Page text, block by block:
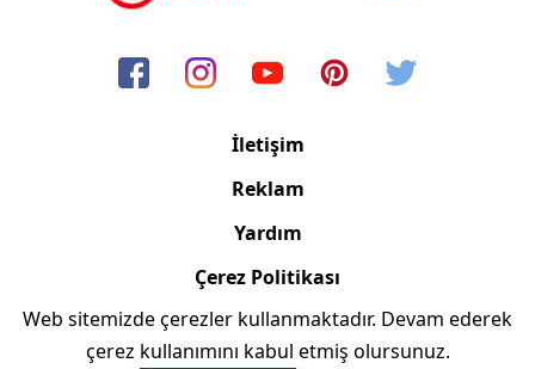
İletişim
Reklam
Yardım
Çerez Politikası
Copyright © 2006/2024 Canlimobeseizle.com
Web sitemizde çerezler kullanmaktadır. Devam ederek
çerez kullanımını kabul etmiş olursunuz.